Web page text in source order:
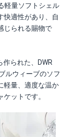
軽量ソフトシェル
快適性があり、自
じられる賜物で
られた、DWR
ルウィーブのソフ
軽量、適度な温か
ットです。